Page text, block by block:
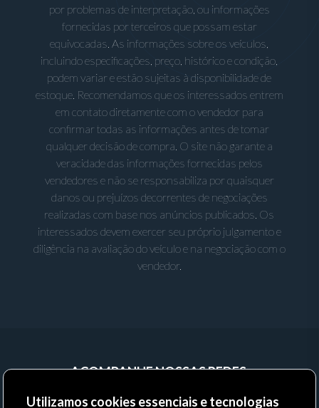
por problemas de interpretação, ou informações
fornecidas por terceiros que possam estar
equivocadas. As informações sobre os veículos,
incluindo especificações, preço, histórico e condição,
podem variar e estão sujeitas à disponibilidade de
estoque. Recomendamos que os interessados entrem
em contato diretamente com o vendedor para
confirmar todas as informações antes de tomar
qualquer decisão de compra. O site não garante a
veracidade das informações fornecidas pelos
vendedores e não se responsabiliza por quaisquer
danos ou prejuízos decorrentes de negociações
realizadas com base nos anúncios publicados. Os
interessados devem exercer seu próprio julgamento e
diligência na avaliação do veículo e na negociação com o
vendedor.
ACOMPANHE NOSSAS REDES:
Utilizamos cookies essenciais e tecnologias